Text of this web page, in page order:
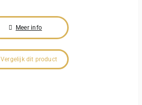
Meer info
Vergelijk dit product